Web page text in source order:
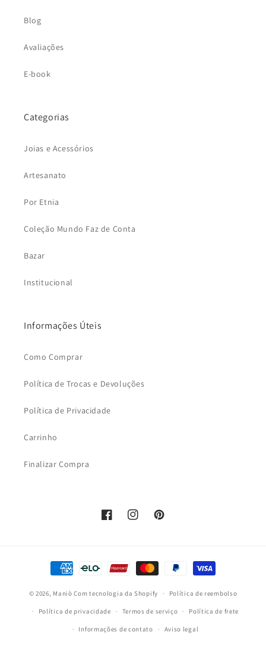
Blog
Avaliações
E-book
Categorias
Joias e Acessórios
Artesanato
Por Etnia
Coleção Mundo Faz de Conta
Bazar
Institucional
Informações Úteis
Como Comprar
Política de Trocas e Devoluções
Política de Privacidade
Carrinho
Finalizar Compra
FacebookInstagramPinterest
Formas
de
pagamento
© 2026, Maniò Com tecnologia da Shopify Política de reembolso
Política de privacidade Termos de serviço Política de frete
Informações de contato Aviso legal